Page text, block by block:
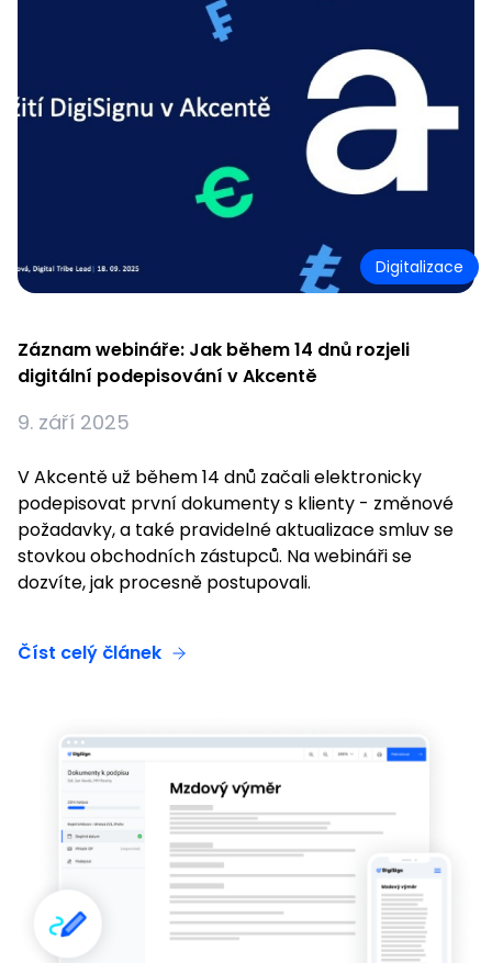
Digitalizace
Záznam webináře: Jak během 14 dnů rozjeli
digitální podepisování v Akcentě
9. září 2025
V Akcentě už během 14 dnů začali elektronicky
podepisovat první dokumenty s klienty - změnové
požadavky, a také pravidelné aktualizace smluv se
stovkou obchodních zástupců. Na webináři se
dozvíte, jak procesně postupovali.
Číst celý článek